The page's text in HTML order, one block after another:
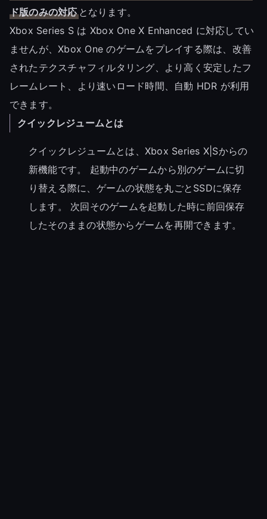
ド版のみの対応となります。
Xbox Series S は Xbox One X Enhanced に対応してい
ませんが、Xbox One のゲームをプレイする際は、改善
されたテクスチャフィルタリング、より高く安定したフ
レームレート、より速いロード時間、自動 HDR が利用
できます。
クイックレジュームとは
クイックレジュームとは、Xbox Series X|Sからの
新機能です。 起動中のゲームから別のゲームに切
り替える際に、ゲームの状態を丸ごとSSDに保存
します。 次回そのゲームを起動した時に前回保存
したそのままの状態からゲームを再開できます。